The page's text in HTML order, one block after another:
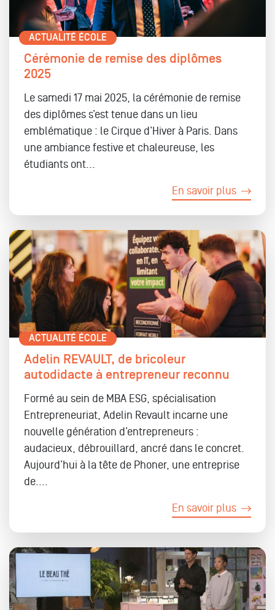
ACTUALITÉ ÉCOLE
Cérémonie de remise des diplômes
2025
Le samedi 17 mai 2025, la cérémonie de remise
des diplômes s’est tenue dans un lieu
emblématique : le Cirque d’Hiver à Paris. Dans
une ambiance festive et chaleureuse, les
étudiants ont...
En savoir plus
ACTUALITÉ ÉCOLE
Adelin REVAULT, de bricoleur
autodidacte à entrepreneur reconnu
Formé au sein de MBA ESG, spécialisation
Entrepreneuriat, Adelin Revault incarne une
nouvelle génération d’entrepreneurs :
audacieux, débrouillard, ancré dans le concret.
Aujourd’hui à la tête de Phoner, une entreprise
de....
En savoir plus